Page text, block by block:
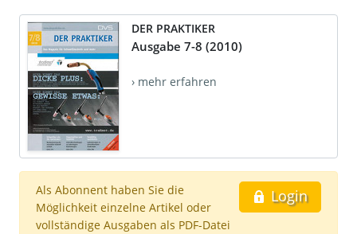
DER PRAKTIKER
Ausgabe 7-8 (2010)
› mehr erfahren
Login
Als Abonnent haben Sie die
Möglichkeit einzelne Artikel oder
vollständige Ausgaben als PDF-Datei